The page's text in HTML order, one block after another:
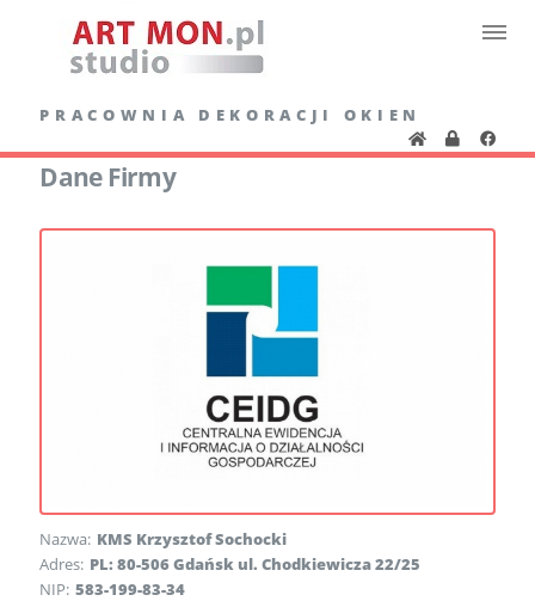
PRACOWNIA DEKORACJI OKIEN
Dane Firmy
Nazwa: KMS Krzysztof Sochocki
Adres: PL: 80-506 Gdańsk ul. Chodkiewicza 22/25
NIP: 583-199-83-34